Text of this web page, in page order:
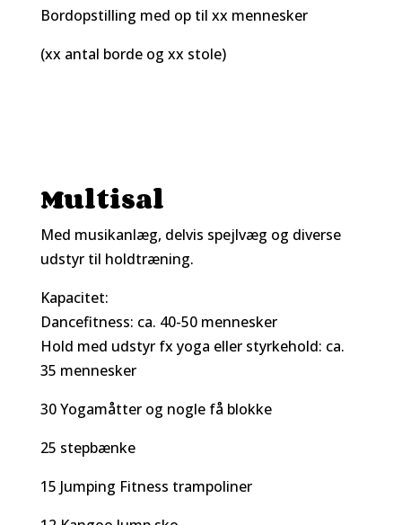
Bordopstilling med op til xx mennesker
(xx antal borde og xx stole)
Multisal
Med musikanlæg, delvis spejlvæg og diverse
udstyr til holdtræning.
Kapacitet:
Dancefitness: ca. 40-50 mennesker
Hold med udstyr fx yoga eller styrkehold: ca.
35 mennesker
30 Yogamåtter og nogle få blokke
25 stepbænke
15 Jumping Fitness trampoliner